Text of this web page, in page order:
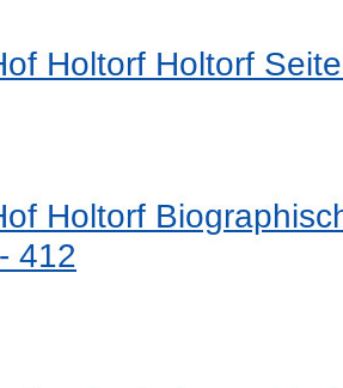
Holtorf Holtorf
Holtorf
412